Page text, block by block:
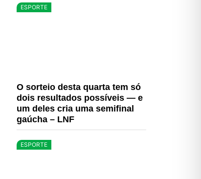
ESPORTE
O sorteio desta quarta tem só
dois resultados possíveis — e
um deles cria uma semifinal
gaúcha – LNF
ESPORTE